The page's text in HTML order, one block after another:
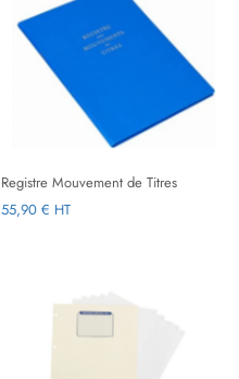
Registre Mouvement de Titres
55,90 € HT